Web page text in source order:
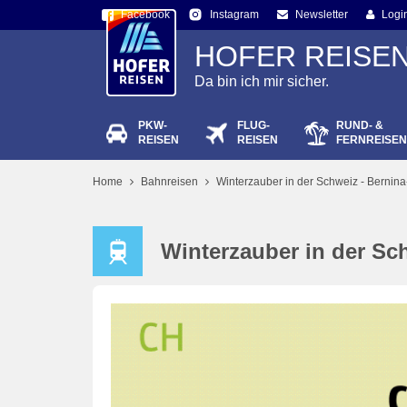
Facebook Instagram Newsletter
HOFER
Da bin ich mir sicher.
PKW-
REISEN
FLUG-
REISEN
RUND- &
FERNREISEN
Home Bahnreisen Winterzauber in der Schweiz -
Winterzauber in der